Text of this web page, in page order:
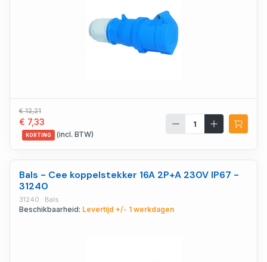
€ 12,21
€ 7,33
KORTING (incl. BTW)
Bals - Cee koppelstekker 16A 2P+A 230V IP67 -
31240
31240 · Bals
Beschikbaarheid: Levertijd +/- 1 werkdagen